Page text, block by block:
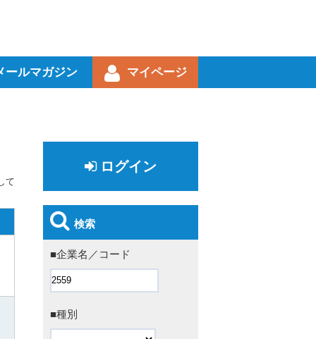
ールマガジン マイページ
て
ログイン
検索
■企業名／コード
■種別